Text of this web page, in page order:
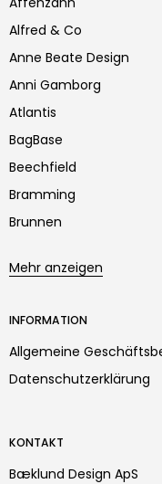
Alfred & Co
Anne Beate Design
Anni Gamborg
Atlantis
BagBase
Beechfield
Bramming
Brunnen
Mehr anzeigen
INFORMATION
Allgemeine
Datenschutzerklärung
KONTAKT
Bæklund Design ApS